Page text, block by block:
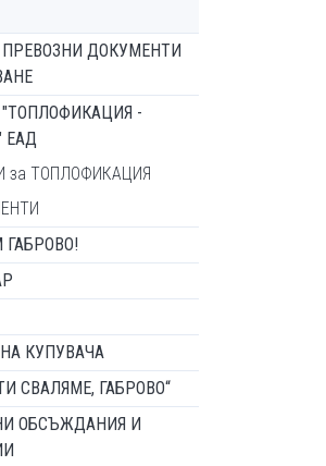
ДОКУМЕНТИ
"ТОПЛОФИКАЦИЯ -
ЕАД
за ТОПЛОФИКАЦИЯ
КУПУВАЧА
СВАЛЯМЕ, ГАБРОВО“
ОБСЪЖДАНИЯ И